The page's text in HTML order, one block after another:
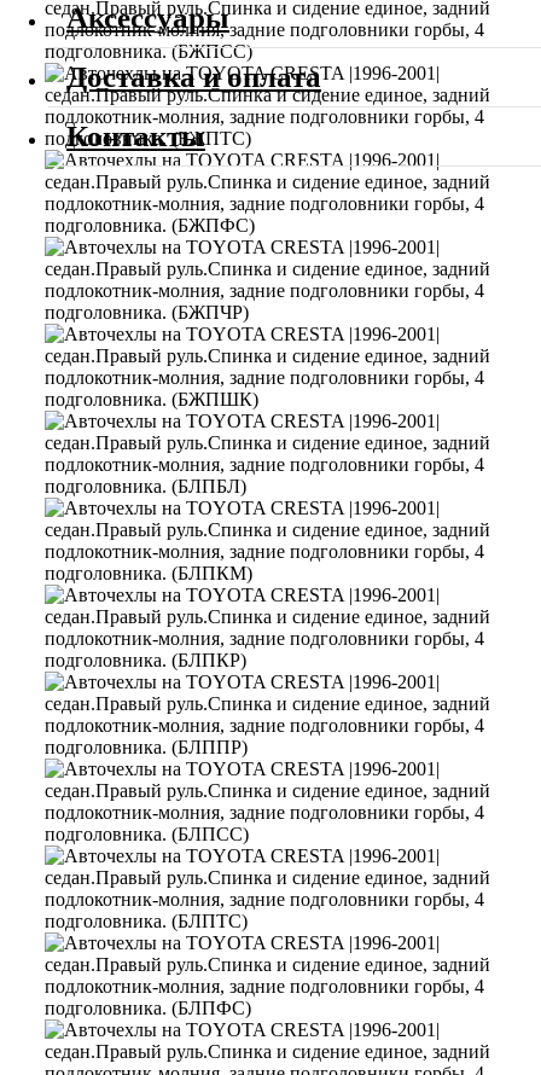
Аксессуары
Доставка и оплата
Контакты